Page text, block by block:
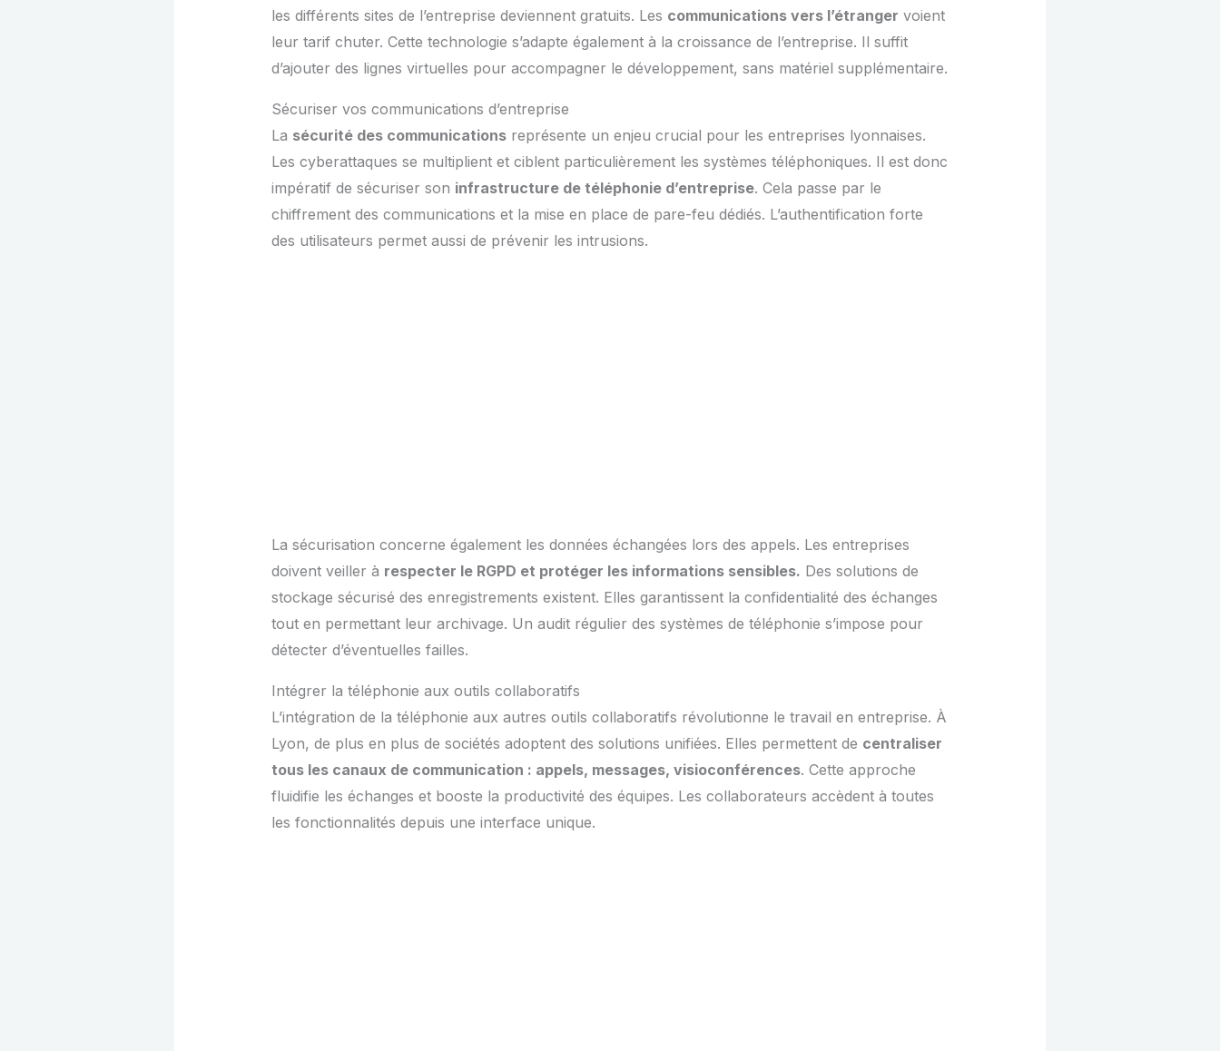
les différents sites de l’entreprise deviennent gratuits. Les communications vers l’étranger voient
leur tarif chuter. Cette technologie s’adapte également à la croissance de l’entreprise. Il suffit
d’ajouter des lignes virtuelles pour accompagner le développement, sans matériel supplémentaire.
Sécuriser vos communications d’entreprise
La sécurité des communicationsreprésente un enjeu crucial pour les entreprises lyonnaises.
Les cyberattaques se multiplient et ciblent particulièrement les systèmes téléphoniques. Il est donc
impératif de sécuriser son infrastructure de téléphonie d’entreprise. Cela passe par le
chiffrement des communications et la mise en place de pare-feu dédiés. L’authentification forte
des utilisateurs permet aussi de prévenir les intrusions.
La sécurisation concerne également les données échangées lors des appels. Les entreprises
doivent veiller à respecter le RGPD et protéger les informations sensibles. Des solutions de
stockage sécurisé des enregistrements existent. Elles garantissent la confidentialité des échanges
tout en permettant leur archivage. Un audit régulier des systèmes de téléphonie s’impose pour
détecter d’éventuelles failles.
Intégrer la téléphonie aux outils collaboratifs
L’intégration de la téléphonie aux autres outils collaboratifs révolutionne le travail en entreprise. À
Lyon, de plus en plus de sociétés adoptent des solutions unifiées. Elles permettent de centraliser
tous les canaux de communication : appels, messages, visioconférences. Cette approche
fluidifie les échanges et booste la productivité des équipes. Les collaborateurs accèdent à toutes
les fonctionnalités depuis une interface unique.